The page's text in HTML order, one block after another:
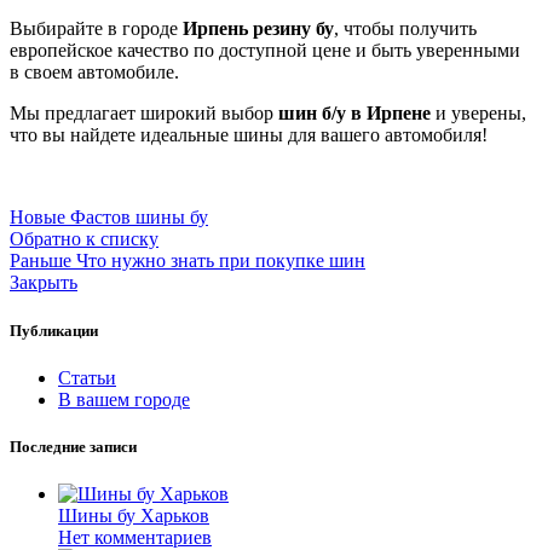
Выбирайте в городе Ирпень резину бу, чтобы получить
европейское качество по доступной цене и быть уверенными
в своем автомобиле.
Мы предлагает широкий выбор шин б/у в Ирпене и уверены,
что вы найдете идеальные шины для вашего автомобиля!
Новые Фастов шины бу
Обратно к списку
Раньше Что нужно знать при покупке шин
Закрыть
Публикации
Статьи
В вашем городе
Последние записи
Шины бу Харьков
Нет комментариев